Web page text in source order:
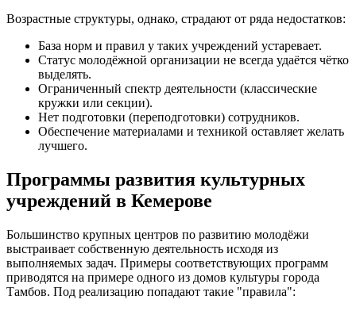
Возрастные структуры, однако, страдают от ряда недостатков:
База норм и правил у таких учреждений устаревает.
Статус молодёжной организации не всегда удаётся чётко
выделять.
Ограниченный спектр деятельности (классические
кружки или секции).
Нет подготовки (переподготовки) сотрудников.
Обеспечение материалами и техникой оставляет желать
лучшего.
Программы развития культурных
учреждений в Кемерове
Большинство крупных центров по развитию молодёжи
выстраивает собственную деятельность исходя из
выполняемых задач. Примеры соответствующих программ
приводятся на примере одного из домов культуры города
Тамбов. Под реализацию попадают такие "правила":